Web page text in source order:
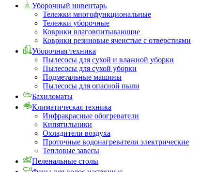
Уборочный инвентарь
Тележки многофункциональные
Тележки уборочные
Коврики влаговпитывающие
Коврики резиновые ячеистые с отверстиями
Уборочная техника
Пылесосы для сухой и влажной уборки
Пылесосы для сухой уборки
Подметальные машины
Пылесосы для опасной пыли
Бахиломаты
Климатическая техника
Инфракрасные обогреватели
Кипятильники
Охладители воздуха
Проточные водонагреватели электрические
Тепловые завесы
Пеленальные столы